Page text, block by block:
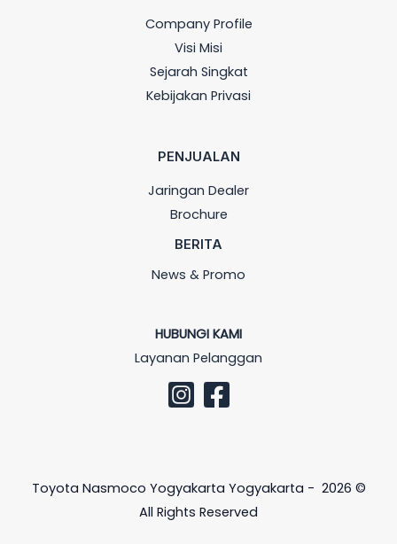
Company Profile
Visi Misi
Sejarah Singkat
Kebijakan Privasi
PENJUALAN
Jaringan Dealer
Brochure
BERITA
News & Promo
HUBUNGI KAMI
Layanan Pelanggan
Toyota Nasmoco Yogyakarta Yogyakarta - 2026 ©
All Rights Reserved